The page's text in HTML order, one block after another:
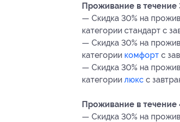
Проживание в течение
— Скидка 30% на
категории стандарт с
— Скидка 30% на
категории комфорт с
— Скидка 30% на
категории люкс с
Проживание в течение
— Скидка 30% на